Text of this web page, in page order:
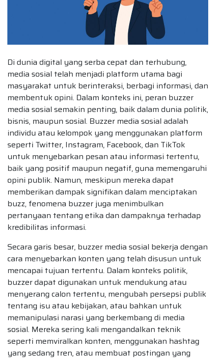
Di dunia digital yang serba cepat dan terhubung,
media sosial telah menjadi platform utama bagi
masyarakat untuk berinteraksi, berbagi informasi, dan
membentuk opini. Dalam konteks ini, peran buzzer
media sosial semakin penting, baik dalam dunia politik,
bisnis, maupun sosial. Buzzer media sosial adalah
individu atau kelompok yang menggunakan platform
seperti Twitter, Instagram, Facebook, dan TikTok
untuk menyebarkan pesan atau informasi tertentu,
baik yang positif maupun negatif, guna memengaruhi
opini publik. Namun, meskipun mereka dapat
memberikan dampak signifikan dalam menciptakan
buzz, fenomena buzzer juga menimbulkan
pertanyaan tentang etika dan dampaknya terhadap
kredibilitas informasi.
Secara garis besar, buzzer media sosial bekerja dengan
cara menyebarkan konten yang telah disusun untuk
mencapai tujuan tertentu. Dalam konteks politik,
buzzer dapat digunakan untuk mendukung atau
menyerang calon tertentu, mengubah persepsi publik
tentang isu atau kebijakan, atau bahkan untuk
memanipulasi narasi yang berkembang di media
sosial. Mereka sering kali mengandalkan teknik
seperti memviralkan konten, menggunakan hashtag
yang sedang tren, atau membuat postingan yang